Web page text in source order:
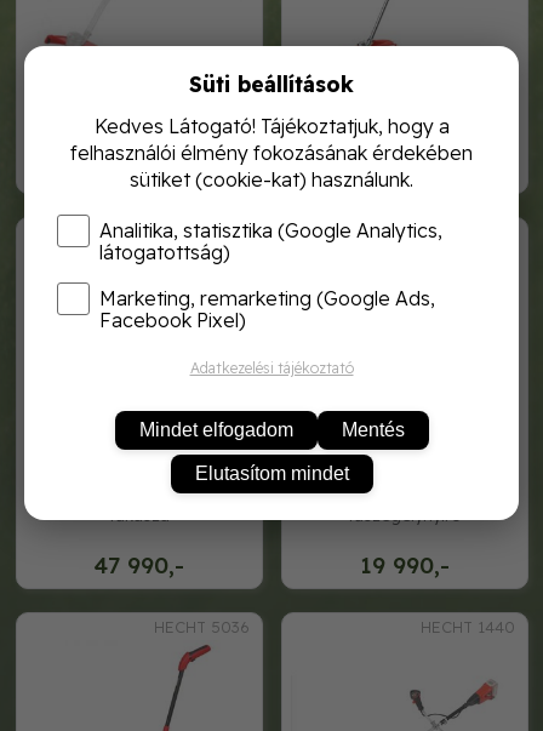
44 990,-
hecht 5225 akkumulátoros
szegélynyíró
54 990,-
hecht 6210 akkumulátoros
szegélynyíró akku
HECHT 1441
47 990,-
hecht multifunkciós accu
HECHT 5020
19 990,-
hecht 5020 akkumulátoros
HECHT 5036 HECHT 1440
Süti beállítások
Kedves Látogató! Tájékoztatjuk, hogy a
felhasználói élmény fokozásának érdekében
sütiket (cookie-kat) használunk.
Analitika, statisztika (Google Analytics,
látogatottság)
Marketing, remarketing (Google Ads,
Facebook Pixel)
Adatkezelési tájékoztató
Mindet elfogadom Mentés
Elutasítom mindet